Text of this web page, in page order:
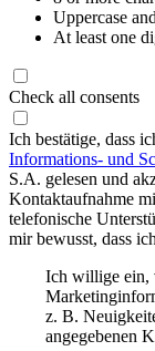
Uppercase
At least one
Check all consents
Ich bestätige, dass
Informations- und
S.A. gelesen und
Kontaktaufnahme
telefonische
mir bewusst, dass
Ich willige
z. B.
angegebenen